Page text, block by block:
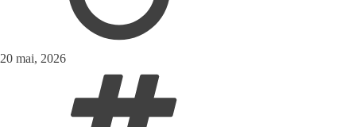
20 mai, 2026